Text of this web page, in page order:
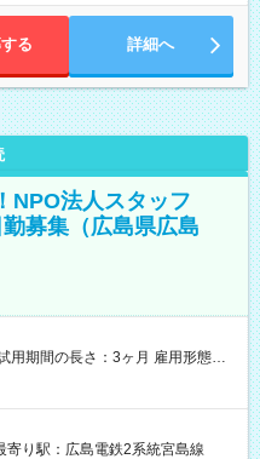
る 詳細へ
NPO法人スタッフ
募集（広島県広島
用期間の長さ：3ヶ月 雇用形態、
寄り駅：広島電鉄2系統宮島線